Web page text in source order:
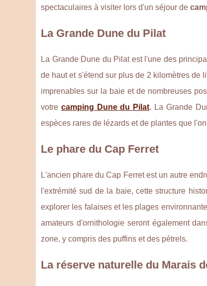
spectaculaires à visiter lors d'un séjour de
La Grande Dune du Pilat
La Grande Dune du Pilat est l'une des
de haut et s'étend sur plus de 2 kilomètres de
imprenables sur la baie et de nombreuses
votre camping Dune du Pilat. La Grande
espèces rares de lézards et de plantes que
Le phare du Cap Ferret
L'ancien phare du Cap Ferret est un autre
l'extrémité sud de la baie, cette structure
explorer les falaises et les plages
amateurs d'ornithologie seront également
zone, y compris des puffins et des pétrels.
La réserve naturelle du Marais